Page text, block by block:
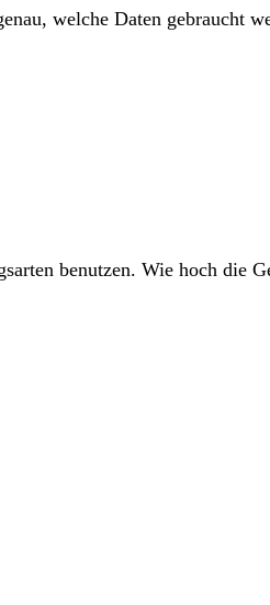
welche Daten gebraucht
benutzen. Wie hoch die